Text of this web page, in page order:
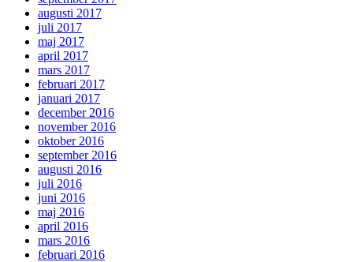
augusti 2017
juli 2017
maj 2017
april 2017
mars 2017
februari 2017
januari 2017
december 2016
november 2016
oktober 2016
september 2016
augusti 2016
juli 2016
juni 2016
maj 2016
april 2016
mars 2016
februari 2016